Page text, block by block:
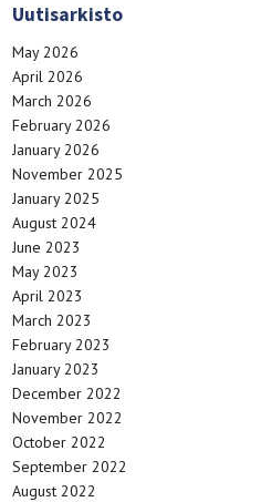
Uutisarkisto
May 2026
April 2026
March 2026
February 2026
January 2026
November 2025
January 2025
August 2024
June 2023
May 2023
April 2023
March 2023
February 2023
January 2023
December 2022
November 2022
October 2022
September 2022
August 2022